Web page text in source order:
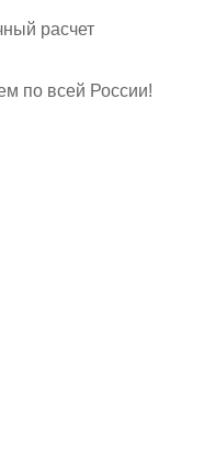
расчет
по всей России!